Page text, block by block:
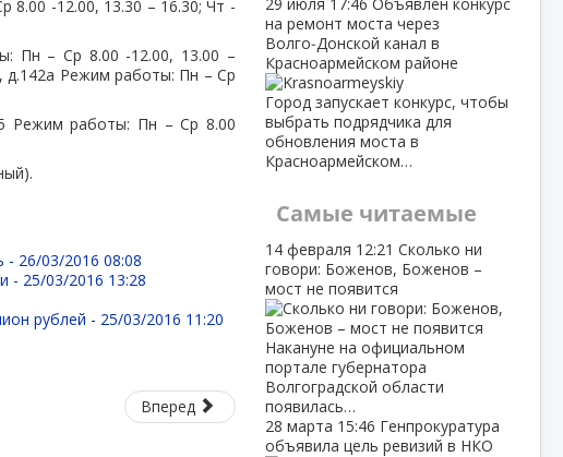
-12.00, 13.30 – 16.30; Чт -
Пн – Ср 8.00 -12.00, 13.00 –
д.142а Режим работы: Пн – Ср
Режим работы: Пн – Ср 8.00
- 26/03/2016 08:08
- 25/03/2016 13:28
рублей - 25/03/2016 11:20
Вперед
на ремонт моста через
Волго‑Донской канал в
Красноармейском районе
Город запускает конкурс, чтобы
выбрать подрядчика для
обновления моста в
Красноармейском…
Самые читаемые
14 февраля 12:21 Сколько ни
говори: Боженов, Боженов –
мост не появится
Накануне на официальном
портале губернатора
Волгоградской области
появилась…
28 марта 15:46 Генпрокуратура
объявила цель ревизий в НКО